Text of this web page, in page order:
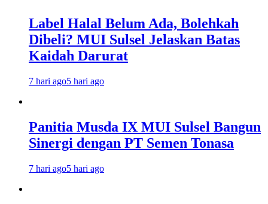
Label Halal Belum Ada, Bolehkah
Dibeli? MUI Sulsel Jelaskan Batas
Kaidah Darurat
7 hari ago5 hari ago
Panitia Musda IX MUI Sulsel Bangun
Sinergi dengan PT Semen Tonasa
7 hari ago5 hari ago